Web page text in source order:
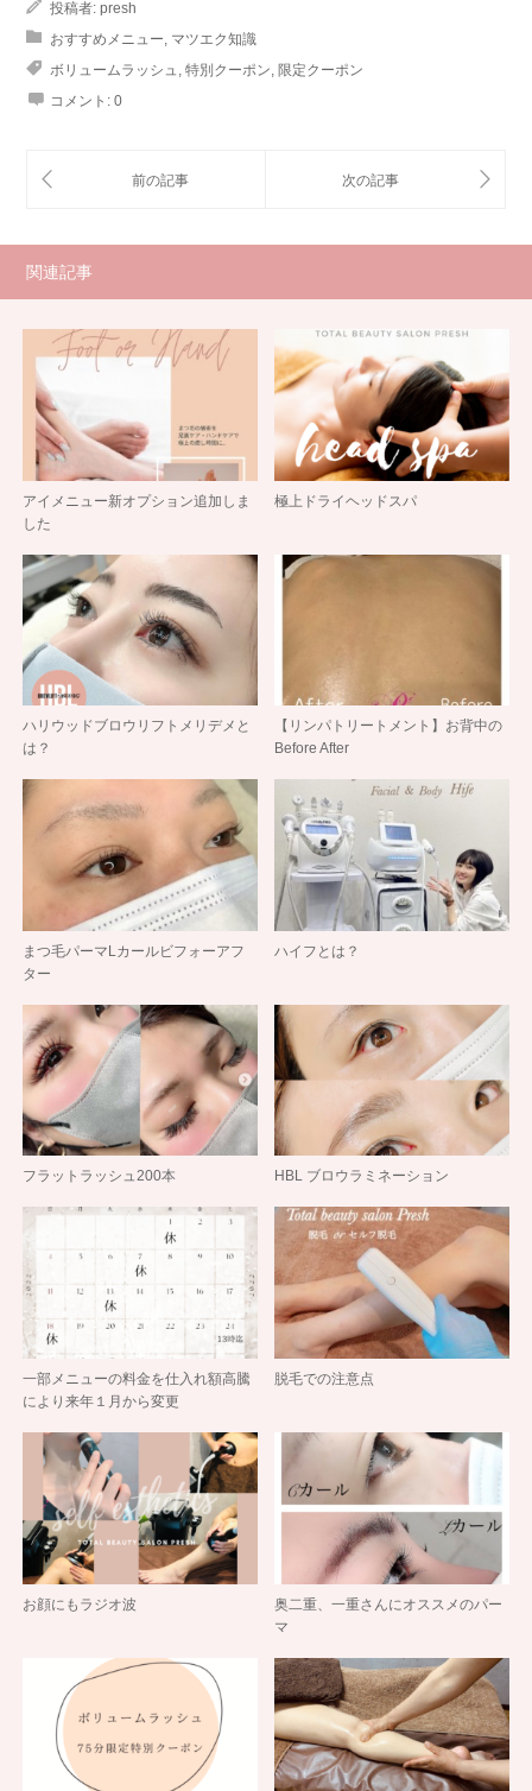
投稿者: presh
おすすめメニュー マツエク知識
ボリュームラッシュ
特別クーポン 限定クーポン
コメント: 0
関連記事
アイメニュー新オプション追加しま
した
極上ドライヘッドスパ
ハリウッドブロウリフトメリデメと
は？
【リンパトリートメント】お背中の
Before After
まつ毛パーマLカールビフォーアフ
ター
ハイフとは？
フラットラッシュ200本 HBL ブロウラミネーション
一部メニューの料金を仕入れ額高騰
により来年１月から変更
脱毛での注意点
お顔にもラジオ波
奥二重、一重さんにオススメのパー
マ